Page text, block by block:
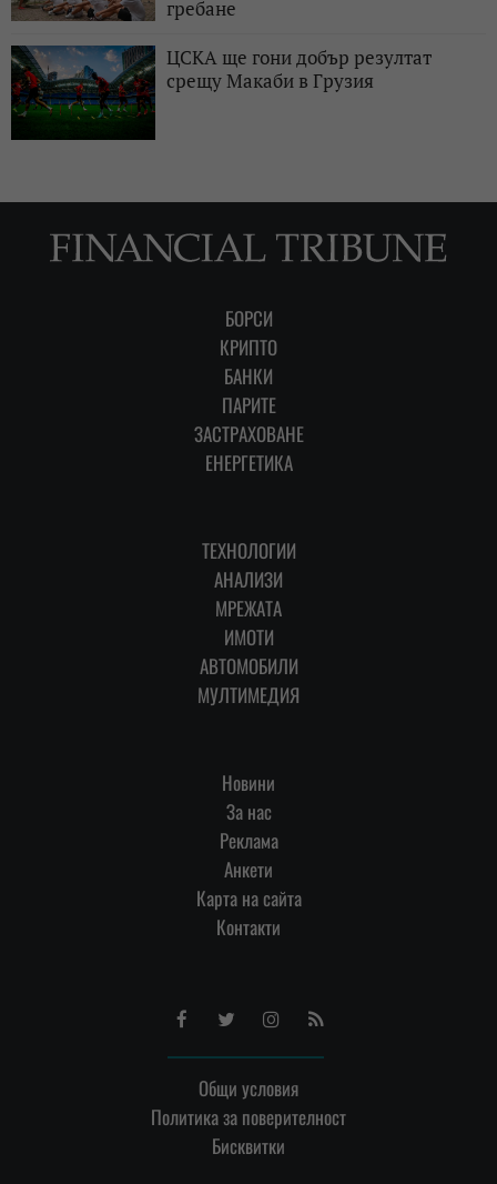
гребане
ЦСКА ще гони добър резултат
срещу Макаби в Грузия
БОРСИ
КРИПТО
БАНКИ
ПАРИТЕ
ЗАСТРАХОВАНЕ
ЕНЕРГЕТИКА
ТЕХНОЛОГИИ
АНАЛИЗИ
МРЕЖАТА
ИМОТИ
АВТОМОБИЛИ
МУЛТИМЕДИЯ
Новини
За нас
Реклама
Анкети
Карта на сайта
Контакти
FacebookTwitterInstagram
RSS
Общи условия
Политика за поверителност
Бисквитки